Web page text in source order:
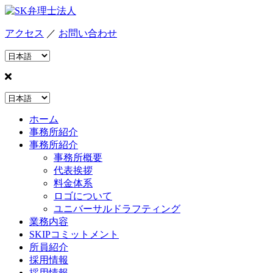
アクセス ／ お問い合わせ
ホーム
事務所紹介
事務所紹介
事務所概要
代表挨拶
料金体系
ロゴについて
ユニバーサルドラフティング
業務内容
SKIPコミットメント
所員紹介
採用情報